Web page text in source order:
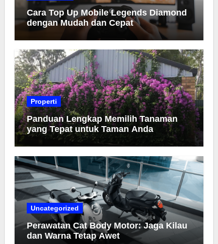
Cara Top Up Mobile Legends Diamond
dengan Mudah dan Cepat
Properti
Panduan Lengkap Memilih Tanaman
yang Tepat untuk Taman Anda
Uncategorized
Perawatan Cat Body Motor: Jaga Kilau
dan Warna Tetap Awet